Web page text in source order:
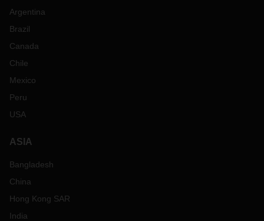
Argentina
Brazil
Canada
Chile
Mexico
Peru
USA
ASIA
Bangladesh
China
Hong Kong SAR
India